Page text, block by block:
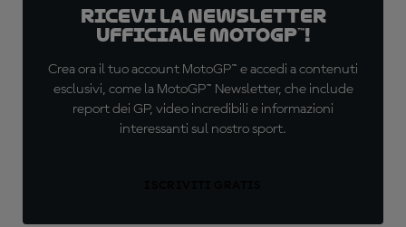
Ricevi la newsletter
ufficiale MotoGP™!
Crea ora il tuo account MotoGP™ e accedi a contenuti
esclusivi, come la MotoGP™ Newsletter, che include
report dei GP, video incredibili e informazioni
interessanti sul nostro sport.